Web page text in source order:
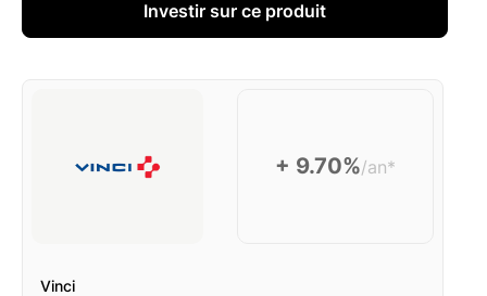
Investir sur ce produit
+ 9.70%/an*
Vinci